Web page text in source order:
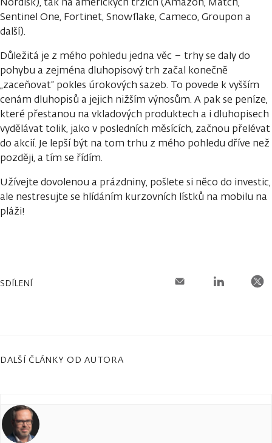
Sentinel One, Fortinet, Snowflake, Cameco, Groupon a
další).
Důležitá je z mého pohledu jedna věc – trhy se daly do
pohybu a zejména dluhopisový trh začal konečně
„zaceňovat“ pokles úrokových sazeb. To povede k vyšším
cenám dluhopisů a jejich nižším výnosům. A pak se peníze,
které přestanou na vkladových produktech a i dluhopisech
vydělávat tolik, jako v posledních měsících, začnou přelévat
do akcií. Je lepší být na tom trhu z mého pohledu dříve než
později, a tím se řídím.
Užívejte dovolenou a prázdniny, pošlete si něco do investic,
ale nestresujte se hlídáním kurzovních lístků na mobilu na
pláži!
SDÍLENÍ
DALŠÍ ČLÁNKY OD AUTORA